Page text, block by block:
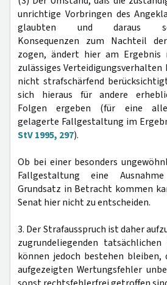
unrichtige Vorbringen des
glaubten und daraus
Konsequenzen zum Nachteil
zogen, ändert hier am Ergebnis
zulässiges Verteidigungsverhalten
nicht strafschärfend
sich hieraus für andere
Folgen ergeben (für eine
gelagerte Fallgestaltung im
StV 1995, 297).
Ob bei einer besonders
Fallgestaltung eine
Grundsatz in Betracht kommen
Senat hier nicht zu entscheiden.
3. Der Strafausspruch ist daher
zugrundeliegenden tatsächlichen
können jedoch bestehen bleiben,
aufgezeigten Wertungsfehler